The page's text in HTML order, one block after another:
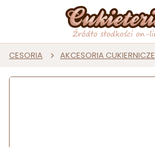
AKCESORIA CUKIERNICZE